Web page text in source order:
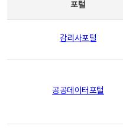
포털
감리사포털
공공데이터포털